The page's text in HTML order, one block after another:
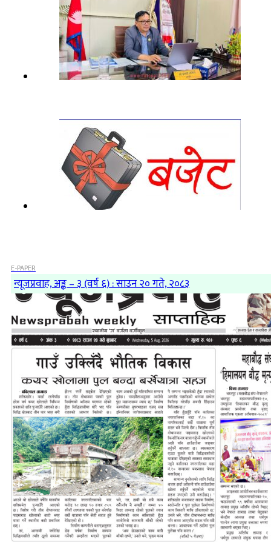
E-PAPER
न्यूजप्रवाह, अङ्क – ३ (वर्ष ६) : साउन २० गते, २०८३